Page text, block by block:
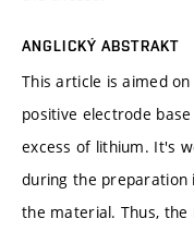
ANGLICKÝ ABSTRAKT
This article is aimed
positive electrode
excess of lithium. It's
during the preparation
the material. Thus,